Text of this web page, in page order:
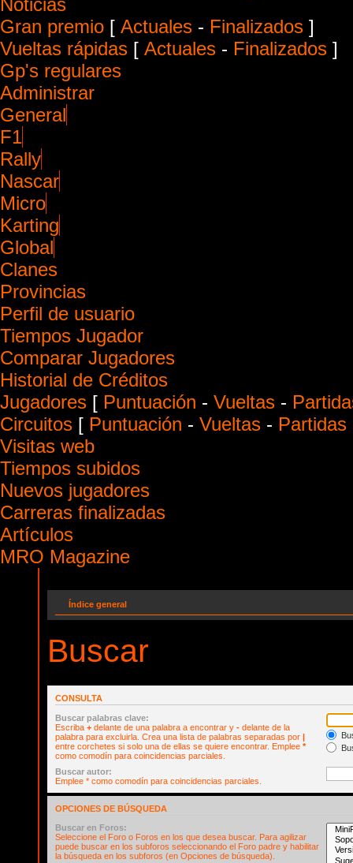
Noticias
Gran premio [ Actuales - Finalizados ]
Vueltas rápidas [ Actuales - Finalizados ]
Gp's regulares
Administrar
General
F1
Rally
Nascar
Micro
Karting
Global
Clanes
Provincias
Perfil de usuario
Tiempos Jugador
Comparar Jugadores
Historial de Créditos
Jugadores [ Puntuación - Vueltas -
Circuitos [ Puntuación - Vueltas - Partidas
Visitas web
Tiempos subidos
Nuevos jugadores
Carreras finalizadas
Artículos
MRO Magazine
Índice general
Buscar
CONSULTA
Buscar palabras clave:
Escriba + delante de una palabra a encontrar y - delante de la
palabra para excluirla. Crea una lista de palabras separadas por |
entre corchetes si solo una de ellas se quiere encontrar. Emplee *
como comodín para coincidencias parciales.
Buscar autor:
Emplee * como comodín para coincidencias parciales.
OPCIONES DE BÚSQUEDA
Buscar en Foros:
Seleccione el Foro o Foros en los que desea buscar. Para agilizar
puede buscar en los subforos seleccionando el Foro padre y habilitar
la búsqueda en los subforos (en Opciones de búsqueda).